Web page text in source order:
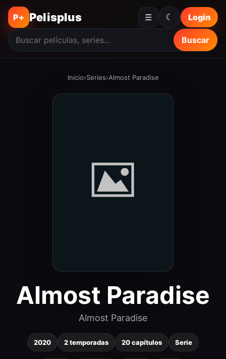
P+ Pelisplus ☰
Buscar
Login
☾
Inicio›Series›Almost Paradise
Almost Paradise
Almost Paradise
2020 2 temporadas 20 capítulos Serie